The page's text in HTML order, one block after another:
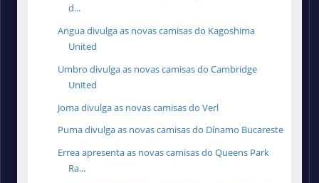
d...
Angua divulga as novas camisas do Kagoshima
United
Umbro divulga as novas camisas do Cambridge
United
Joma divulga as novas camisas do Verl
Puma divulga as novas camisas do Dínamo Bucareste
Errea apresenta as novas camisas do Queens Park
Ra...